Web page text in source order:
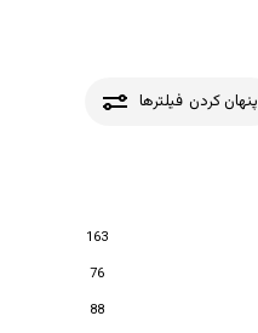
پنهان کردن فیلترها
163
76
88